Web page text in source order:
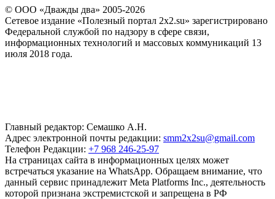
© ООО «Дважды два» 2005-2026
Сетевое издание «Полезный портал 2x2.su» зарегистрировано
Федеральной службой по надзору в сфере связи,
информационных технологий и массовых коммуникаций 13
июля 2018 года.
Главный редактор: Семашко А.Н.
Адрес электронной почты редакции: smm2x2su@gmail.com
Телефон Редакции: +7 968 246-25-97
На страницах сайта в информационных целях может
встречаться указание на WhatsApp. Обращаем внимание, что
данный сервис принадлежит Meta Platforms Inc., деятельность
которой признана экстремистской и запрещена в РФ